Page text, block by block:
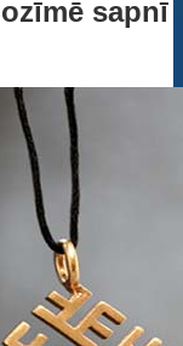
sapnī